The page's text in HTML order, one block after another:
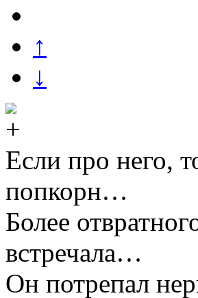
↑
↓
Если про него,
попкорн…
Более
встречала…
Он потрепал